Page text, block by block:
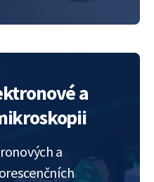
schopný sledovat
a
a